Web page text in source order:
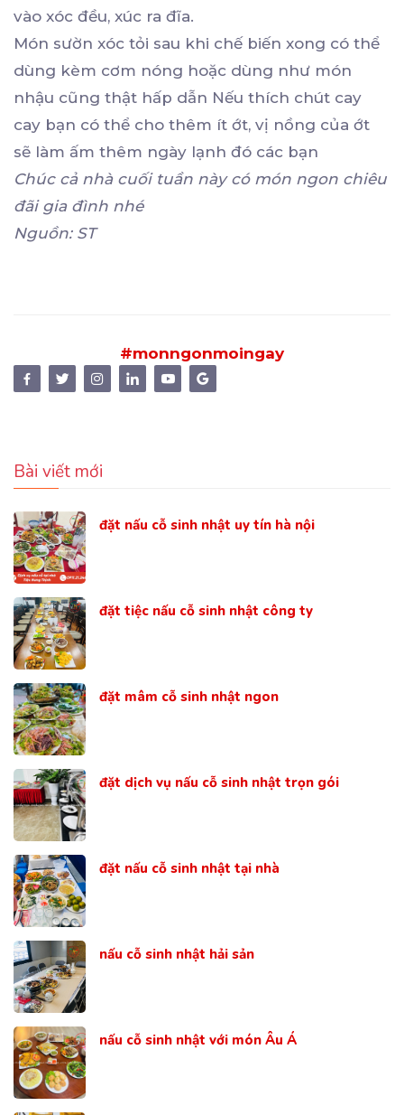
vào xóc đều, xúc ra đĩa.
Món sườn xóc tỏi sau khi chế biến xong có thể
dùng kèm cơm nóng hoặc dùng như món
nhậu cũng thật hấp dẫn Nếu thích chút cay
cay bạn có thể cho thêm ít ớt, vị nồng của ớt
sẽ làm ấm thêm ngày lạnh đó các bạn
Chúc cả nhà cuối tuần này có món ngon chiêu
đãi gia đình nhé
Nguồn: ST
#monngonmoingay
Bài viết mới
đặt nấu cỗ sinh nhật uy tín hà nội
đặt tiệc nấu cỗ sinh nhật công ty
đặt mâm cỗ sinh nhật ngon
đặt dịch vụ nấu cỗ sinh nhật trọn gói
đặt nấu cỗ sinh nhật tại nhà
nấu cỗ sinh nhật hải sản
nấu cỗ sinh nhật với món Âu Á